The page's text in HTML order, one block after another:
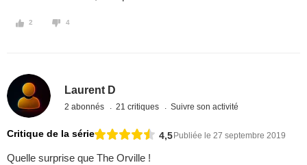
2 4
Laurent D
2 abonnés 21 critiques Suivre son activité
Critique de la série 4,5Publiée le 27 septembre 2019
Quelle surprise que The Orville !